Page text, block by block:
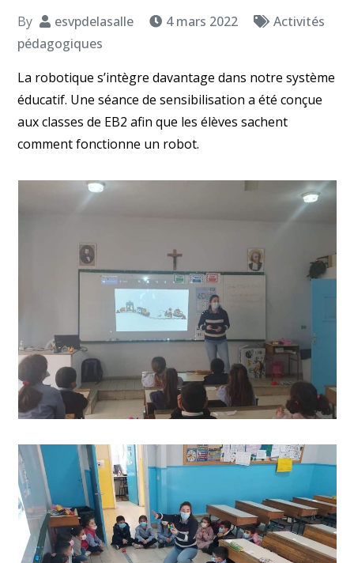
By esvpdelasalle 4 mars 2022
Activités
pédagogiques
La robotique s’intègre davantage dans notre système
éducatif. Une séance de sensibilisation a été conçue
aux classes de EB2 afin que les élèves sachent
comment fonctionne un robot.